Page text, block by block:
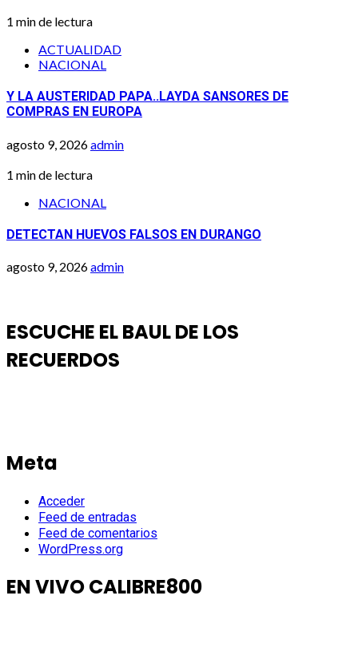
1 min de lectura
ACTUALIDAD
NACIONAL
Y LA AUSTERIDAD PAPA..LAYDA SANSORES DE
COMPRAS EN EUROPA
agosto 9, 2026admin
1 min de lectura
NACIONAL
DETECTAN HUEVOS FALSOS EN DURANGO
agosto 9, 2026admin
ESCUCHE EL BAUL DE LOS
RECUERDOS
Meta
Acceder
Feed de entradas
Feed de comentarios
WordPress.org
EN VIVO CALIBRE800